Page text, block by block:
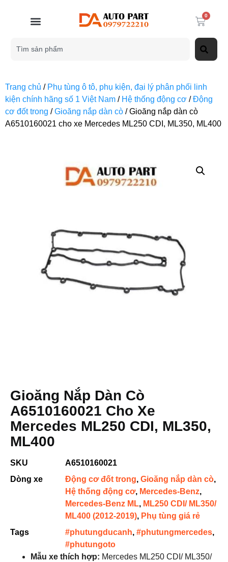
0
Trang chủ / Phụ tùng ô tô, phụ kiện, đại lý phân phối linh
kiện chính hãng số 1 Việt Nam / Hệ thống động cơ /Động
cơ đốt trong /Gioăng nắp dàn cò / Gioăng nắp dàn cò
A6510160021 cho xe Mercedes ML250 CDI, ML350, ML400
Gioăng Nắp Dàn Cò
A6510160021 Cho Xe
Mercedes ML250 CDI, ML350,
ML400
SKU
A6510160021
Dòng xe
Động cơ đốt trong, Gioăng nắp dàn cò,
Hệ thống động cơ, Mercedes-Benz,
Mercedes-Benz ML, ML250 CDI/ ML350/
ML400 (2012-2019), Phụ tùng giá rẻ
Tags
#phutungducanh, #phutungmercedes,
#phutungoto
Mẫu xe thích hợp: Mercedes ML250 CDI/ ML350/